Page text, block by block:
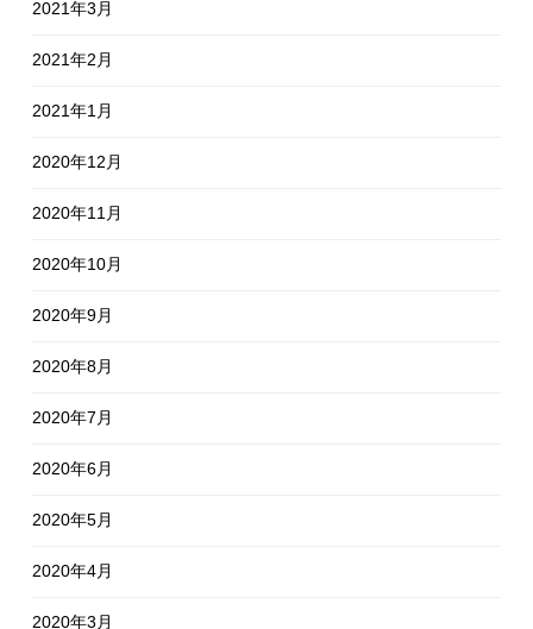
2021年3月
2021年2月
2021年1月
2020年12月
2020年11月
2020年10月
2020年9月
2020年8月
2020年7月
2020年6月
2020年5月
2020年4月
2020年3月